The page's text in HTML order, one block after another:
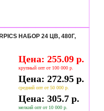
НАБОР 24 ЦВ, 480Г,
Цена: 255.09 р.
крупный опт от 100 000 р.
Цена: 272.95 р.
средний опт от 50 000 р.
Цена: 305.7 р.
мелкий опт от 10 000 р.